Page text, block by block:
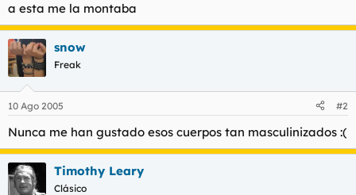
a esta me la montaba
snow
Freak
10 Ago 2005 #2
Nunca me han gustado esos cuerpos tan masculinizados :(
Timothy Leary
Clásico